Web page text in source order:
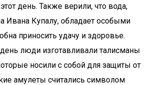
день. Также верили, что вода,
Ивана Купалу, обладает особыми
приносить удачу и здоровье.
люди изготавливали талисманы
носили с собой для защиты от
амулеты считались символом